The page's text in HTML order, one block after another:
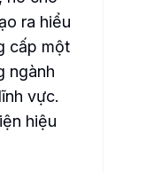
ra hiểu
cấp một
ngành
vực.
hiệu